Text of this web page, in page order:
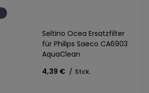
Seltino Ocea Ersatzfilter
für Philips Saeco CA6903
AquaClean
4,39 € / Stck.